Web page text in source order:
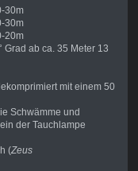
30m
30m
20m
Grad ab ca. 35 Meter 13
mit einem 50
Schwämme und
der Tauchlampe
(Zeus